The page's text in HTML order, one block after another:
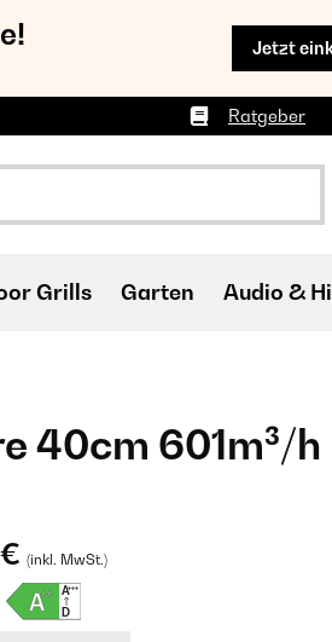
Jetzt
Ratgeber
Grills Garten Audio &
40cm 601m³/
(inkl. MwSt.)